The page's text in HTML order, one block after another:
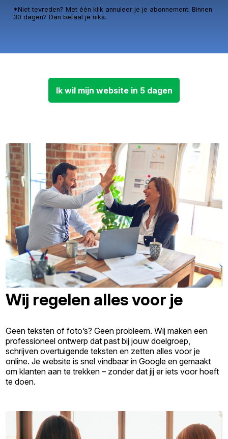
*Niet tevreden? Met één klik annuleer je je abonnement. Binnen
30 dagen? Dan betaal je niks.
Ik wil mijn website in 5 dagen
Wij regelen alles voor je
Geen teksten of foto’s? Geen probleem. Wij maken een
professioneel ontwerp dat past bij jouw doelgroep,
schrijven overtuigende teksten en zetten alles voor je
online. Je website is snel vindbaar in Google en gemaakt
om klanten aan te trekken – zonder dat jij er iets voor hoeft
te doen.